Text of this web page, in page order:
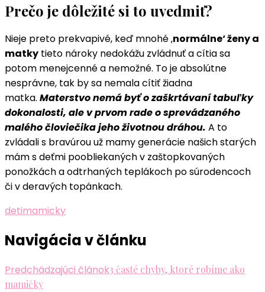
Prečo je dôležité si to uvedmiť?
Nieje preto prekvapivé, keď mnohé ‚normálne‘ ženy a
matky tieto nároky nedokážu zvládnuť a cítia sa
potom menejcenné a nemožné. To je absolútne
nesprávne, tak by sa nemala cítiť žiadna
matka. Materstvo nemá byť o zaškrtávaní tabuľky
dokonalosti, ale v prvom rade o sprevádzaného
malého človiečika jeho životnou dráhou. A to
zvládali s bravúrou už mamy generácie našich starých
mám s deťmi poobliekaných v zaštopkovaných
ponožkách a odtrhaných teplákoch po súrodencoch
či v deravých topánkach.
detimamicky
Navigácia v článku
Predchádzajúci článok3 časté chyby, ktoré robíme ako
mamičky